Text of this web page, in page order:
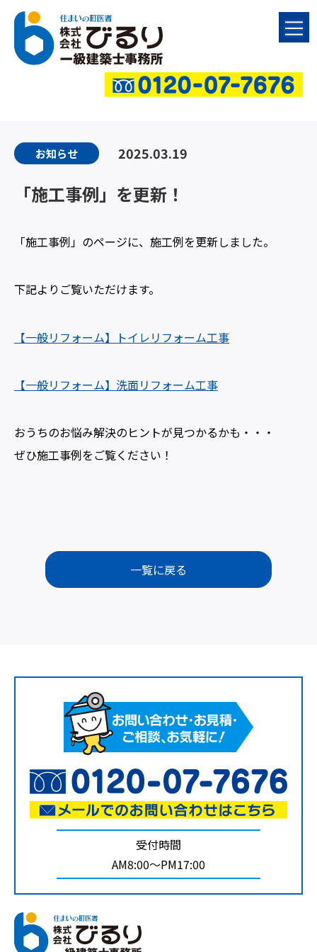
お知らせ 2025.03.19
「施工事例」を更新！
「施工事例」のページに、施工例を更新しました。
下記よりご覧いただけます。
【一般リフォーム】トイレリフォーム工事
【一般リフォーム】洗面リフォーム工事
おうちのお悩み解決のヒントが見つかるかも・・・
ぜひ施工事例をご覧ください！
一覧に戻る
受付時間
AM8:00～PM17:00